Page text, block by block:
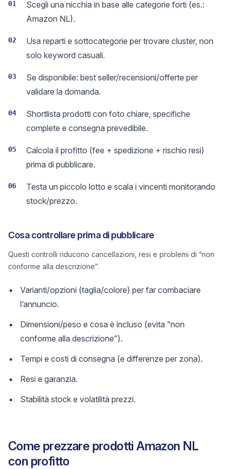
01
Scegli una nicchia in base alle categorie forti (es.:
Amazon NL).
02
Usa reparti e sottocategorie per trovare cluster, non
solo keyword casuali.
03
Se disponibile: best seller/recensioni/offerte per
validare la domanda.
04
Shortlista prodotti con foto chiare, specifiche
complete e consegna prevedibile.
05
Calcola il profitto (fee + spedizione + rischio resi)
prima di pubblicare.
06
Testa un piccolo lotto e scala i vincenti monitorando
stock/prezzo.
Cosa controllare prima di pubblicare
Questi controlli riducono cancellazioni, resi e problemi di “non
conforme alla descrizione”.
Varianti/opzioni (taglia/colore) per far combaciare
l’annuncio.
Dimensioni/peso e cosa è incluso (evita “non
conforme alla descrizione”).
Tempi e costi di consegna (e differenze per zona).
Resi e garanzia.
Stabilità stock e volatilità prezzi.
Come prezzare prodotti Amazon NL
con profitto